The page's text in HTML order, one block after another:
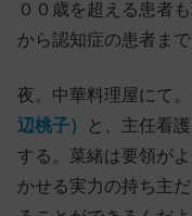
００歳を超える患者
から認知症の患者まで
夜。中華料理屋にて
辺桃子）
と、主任看護
する。菜緒は要領が
かせる実力の持ち主